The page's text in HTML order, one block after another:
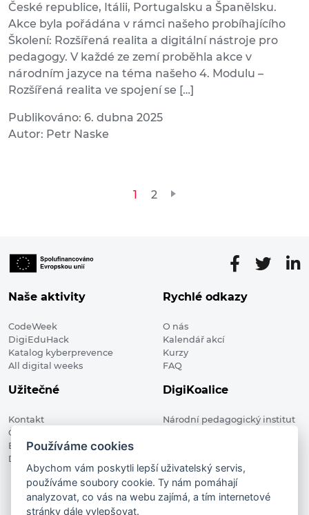
České republice, Itálii, Portugalsku a Španělsku.
Akce byla pořádána v rámci našeho probíhajícího
Školení: Rozšířená realita a digitální nástroje pro
pedagogy. V každé ze zemí proběhla akce v
národním jazyce na téma našeho 4. Modulu –
Rozšířená realita ve spojení se […]
Publikováno: 6. dubna 2025
Autor: Petr Naske
Stránkování
1 2
Naše aktivity
CodeWeek
DigiEduHack
Katalog kyberprevence
All digital weeks
Rychlé odkazy
O nás
Kalendář akcí
Kurzy
FAQ
Užitečné
Kontakt
Členské organizace
Blog
Digitalizace ve vzdělávání
DigiKoalice
Národní pedagogický institut
DigiKoalice 2021. All rights reserved
Vstup do administrace
Používáme cookies
Abychom vám poskytli lepší uživatelský servis,
používáme soubory cookie. Ty nám pomáhají
analyzovat, co vás na webu zajímá, a tím internetové
stránky dále vylepšovat.